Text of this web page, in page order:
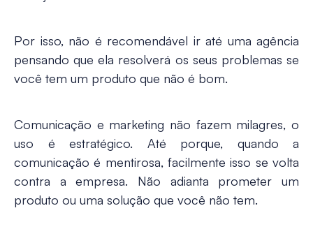
Por isso, não é recomendável ir até uma agência
pensando que ela resolverá os seus problemas se
você tem um produto que não é bom.
Comunicação e marketing não fazem milagres, o
uso é estratégico. Até porque, quando a
comunicação é mentirosa, facilmente isso se volta
contra a empresa. Não adianta prometer um
produto ou uma solução que você não tem.